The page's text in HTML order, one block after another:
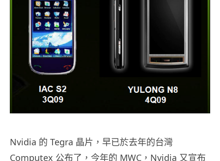
Nvidia 的 Tegra 晶片，早已於去年的台灣
Computex 公布了，今年的 MWC，Nvidia 又宣布